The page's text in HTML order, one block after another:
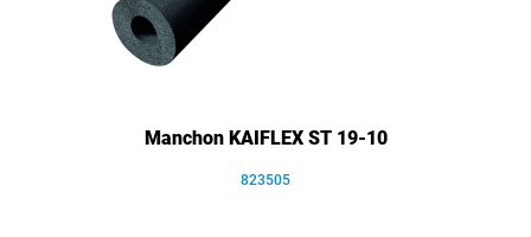
Manchon KAIFLEX ST 19-10
823505